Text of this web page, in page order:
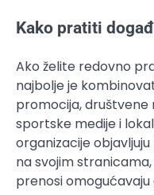
Kako pratiti
Ako želite redovno
najbolje je
promocija,
sportske medije i
organizacije
na svojim
prenosi